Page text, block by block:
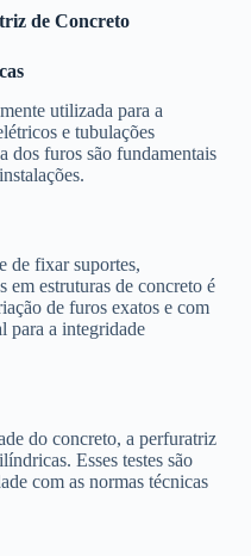
de Concreto
utilizada para a
e tubulações
dos furos são fundamentais
de fixar suportes,
em estruturas de concreto é
de furos exatos e com
para a integridade
do concreto, a perfuratriz
Esses testes são
com as normas técnicas